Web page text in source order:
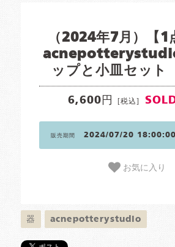
（2024年7月）【1
ップと小皿セッ
6,600円 [税込]
販売期間 2024/07/20
お気に入り
器 acnepotterystudio